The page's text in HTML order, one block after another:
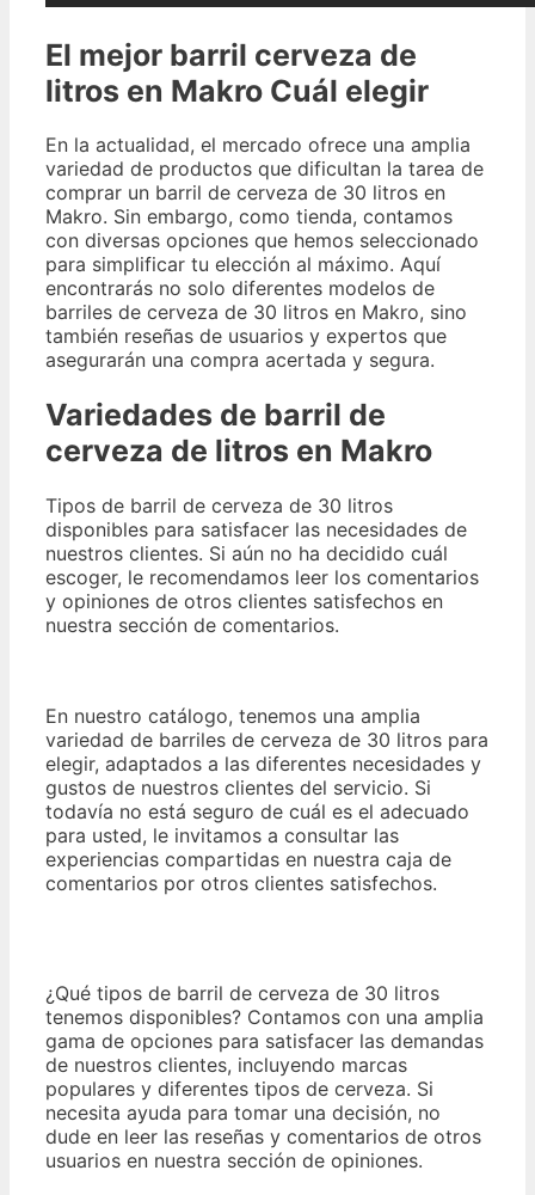
El mejor barril cerveza de
litros en Makro Cuál elegir
En la actualidad, el mercado ofrece una amplia
variedad de productos que dificultan la tarea de
comprar un barril de cerveza de 30 litros en
Makro. Sin embargo, como tienda, contamos
con diversas opciones que hemos seleccionado
para simplificar tu elección al máximo. Aquí
encontrarás no solo diferentes modelos de
barriles de cerveza de 30 litros en Makro, sino
también reseñas de usuarios y expertos que
asegurarán una compra acertada y segura.
Variedades de barril de
cerveza de litros en Makro
Tipos de barril de cerveza de 30 litros
disponibles para satisfacer las necesidades de
nuestros clientes. Si aún no ha decidido cuál
escoger, le recomendamos leer los comentarios
y opiniones de otros clientes satisfechos en
nuestra sección de comentarios.
En nuestro catálogo, tenemos una amplia
variedad de barriles de cerveza de 30 litros para
elegir, adaptados a las diferentes necesidades y
gustos de nuestros clientes del servicio. Si
todavía no está seguro de cuál es el adecuado
para usted, le invitamos a consultar las
experiencias compartidas en nuestra caja de
comentarios por otros clientes satisfechos.
¿Qué tipos de barril de cerveza de 30 litros
tenemos disponibles? Contamos con una amplia
gama de opciones para satisfacer las demandas
de nuestros clientes, incluyendo marcas
populares y diferentes tipos de cerveza. Si
necesita ayuda para tomar una decisión, no
dude en leer las reseñas y comentarios de otros
usuarios en nuestra sección de opiniones.